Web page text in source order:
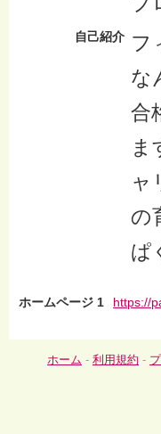
自己紹介 フ
な
合
ま
ャ
の
ぱ
ホームページ 1 https://
ホーム - 利用規約 -